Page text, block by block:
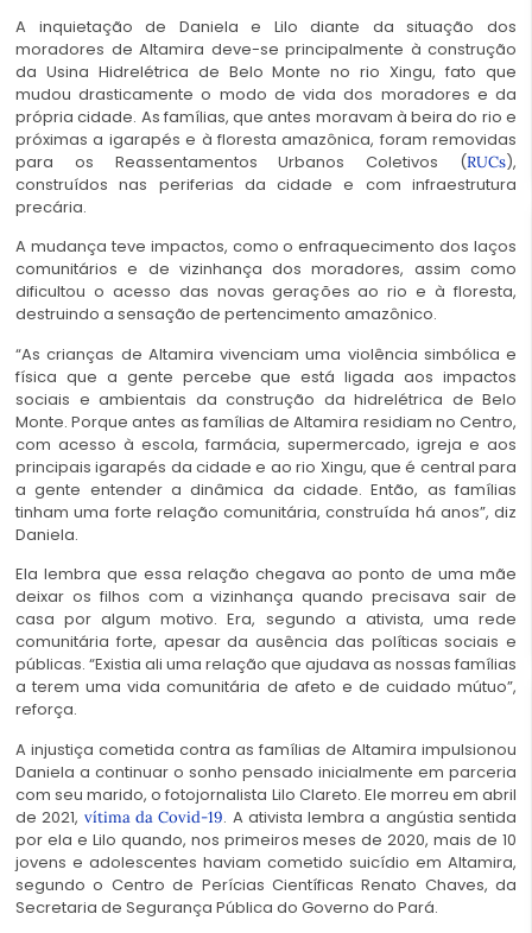
A inquietação de Daniela e Lilo diante da situação dos
moradores de Altamira deve-se principalmente à construção
da Usina Hidrelétrica de Belo Monte no rio Xingu, fato que
mudou drasticamente o modo de vida dos moradores e da
própria cidade. As famílias, que antes moravam à beira do rio e
próximas a igarapés e à floresta amazônica, foram removidas
para os Reassentamentos Urbanos Coletivos (RUCs),
construídos nas periferias da cidade e com infraestrutura
precária.
A mudança teve impactos, como o enfraquecimento dos laços
comunitários e de vizinhança dos moradores, assim como
dificultou o acesso das novas gerações ao rio e à floresta,
destruindo a sensação de pertencimento amazônico.
“As crianças de Altamira vivenciam uma violência simbólica e
física que a gente percebe que está ligada aos impactos
sociais e ambientais da construção da hidrelétrica de Belo
Monte. Porque antes as famílias de Altamira residiam no Centro,
com acesso à escola, farmácia, supermercado, igreja e aos
principais igarapés da cidade e ao rio Xingu, que é central para
a gente entender a dinâmica da cidade. Então, as famílias
tinham uma forte relação comunitária, construída há anos”, diz
Daniela.
Ela lembra que essa relação chegava ao ponto de uma mãe
deixar os filhos com a vizinhança quando precisava sair de
casa por algum motivo. Era, segundo a ativista, uma rede
comunitária forte, apesar da ausência das políticas sociais e
públicas. “Existia ali uma relação que ajudava as nossas famílias
a terem uma vida comunitária de afeto e de cuidado mútuo”,
reforça.
A injustiça cometida contra as famílias de Altamira impulsionou
Daniela a continuar o sonho pensado inicialmente em parceria
com seu marido, o fotojornalista Lilo Clareto. Ele morreu em abril
de 2021, vítima da Covid-19. A ativista lembra a angústia sentida
por ela e Lilo quando, nos primeiros meses de 2020, mais de 10
jovens e adolescentes haviam cometido suicídio em Altamira,
segundo o Centro de Perícias Científicas Renato Chaves, da
Secretaria de Segurança Pública do Governo do Pará.